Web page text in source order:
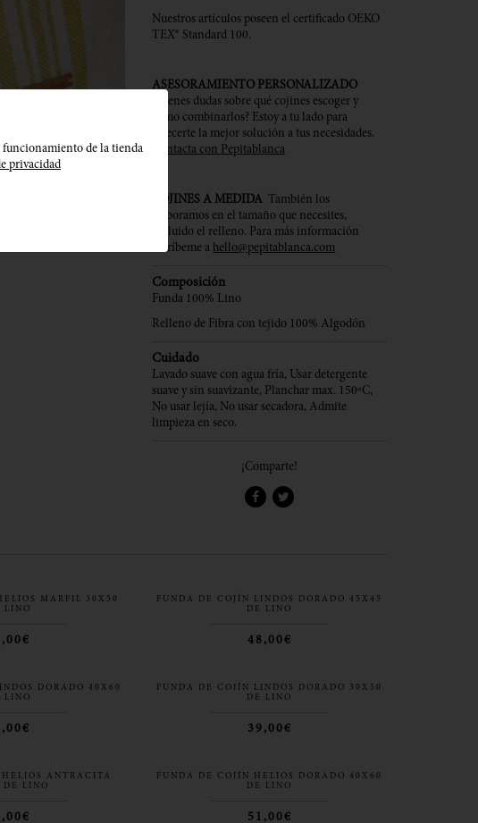
Nuestros artículos poseen el certificado OEKO
TEX® Standard 100.
ASESORAMIENTO PERSONALIZADO
¿Tienes dudas sobre qué cojines escoger y
cómo combinarlos? Estoy a tu lado para
ofrecerte la mejor solución a tus necesidades.
Contacta con Pepitablanca
COJINES A MEDIDATambién los
elaboramos en el tamaño que necesites,
incluido el relleno. Para más información
escríbeme a hello@pepitablanca.com
Composición
Funda 100% Lino
Relleno de Fibra con tejido 100% Algodón
Cuidado
Lavado suave con agua fría, Usar detergente
suave y sin suavizante, Planchar max. 150ºC,
No usar lejía, No usar secadora, Admite
limpieza en seco.
¡Comparte!
MARFIL 30X50
LINO
FUNDA DE COJÍN LINDOS DORADO 45X45
DE LINO
48,00€
DORADO 40X60
LINO
FUNDA DE COJÍN LINDOS DORADO 30X50
DE LINO
39,00€
HELIOS ANTRACITA
DE LINO
FUNDA DE COJÍN HELIOS DORADO 40X60
DE LINO
51,00€
funcionamiento de la tienda
privacidad